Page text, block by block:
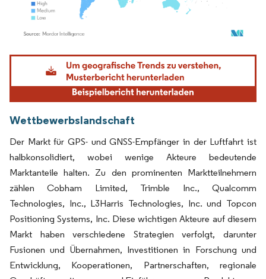
Bild © Mordor Intelligence. Wiederverwendung erfordert Namensnennung gemäß
Wettbewerbslandschaft
Der Markt für GPS- und GNSS-Empfänger in der Luftfahrt ist
halbkonsolidiert, wobei wenige Akteure bedeutende
Marktanteile halten. Zu den prominenten Marktteilnehmern
zählen Cobham Limited, Trimble Inc., Qualcomm
Technologies, Inc., L3Harris Technologies, Inc. und Topcon
Positioning Systems, Inc. Diese wichtigen Akteure auf diesem
Markt haben verschiedene Strategien verfolgt, darunter
Fusionen und Übernahmen, Investitionen in Forschung und
Entwicklung, Kooperationen, Partnerschaften, regionale